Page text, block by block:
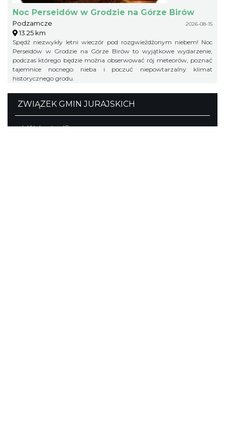
Noc Perseidów w Grodzie na Górze Birów
Podzamcze 2026-08-15
13.25 km
Spędź niezwykły letni wieczór pod rozgwieżdżonym niebem! Noc
Perseidów w Grodzie na Górze Birów to wyjątkowe wydarzenie,
podczas którego będzie można obserwować rój meteorów, poznać
tajemnice nocnego nieba i poczuć niepowtarzalny klimat
historycznego grodu.
ZWIĄZEK GMIN JURAJSKICH
pl. Wolności 42